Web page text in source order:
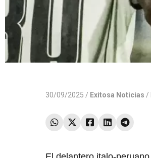
30/09/2025 / Exitosa Noticias /